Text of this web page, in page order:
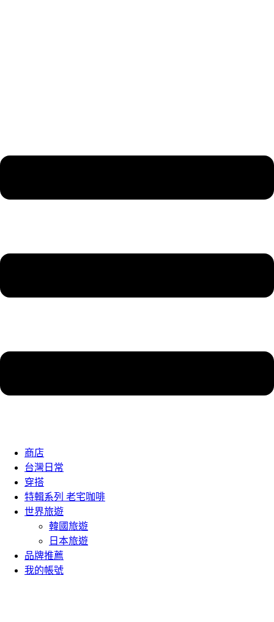
商店
台灣日常
穿搭
特輯系列 老宅咖啡
世界旅遊
韓國旅遊
日本旅遊
品牌推薦
我的帳號